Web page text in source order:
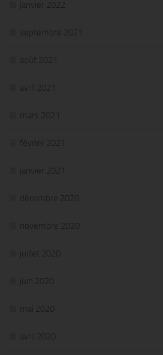
janvier 2022
septembre 2021
août 2021
avril 2021
mars 2021
février 2021
janvier 2021
décembre 2020
novembre 2020
juillet 2020
juin 2020
mai 2020
avril 2020